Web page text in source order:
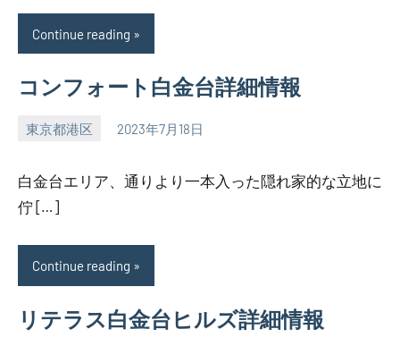
Continue reading
コンフォート白金台詳細情報
東京都港区 2023年7月18日
SEZIMO
白金台エリア、通りより一本入った隠れ家的な立地に
佇 […]
Continue reading
リテラス白金台ヒルズ詳細情報